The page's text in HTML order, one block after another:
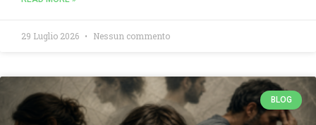
29 Luglio 2026 Nessun commento
BLOG